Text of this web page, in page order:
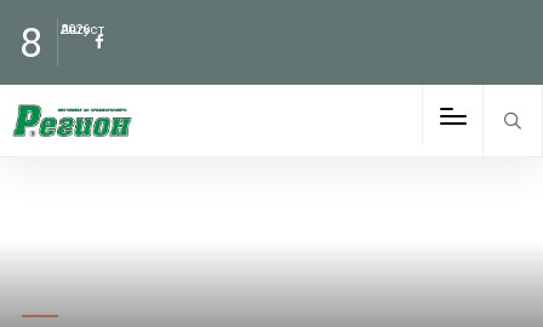
8 Август
2026